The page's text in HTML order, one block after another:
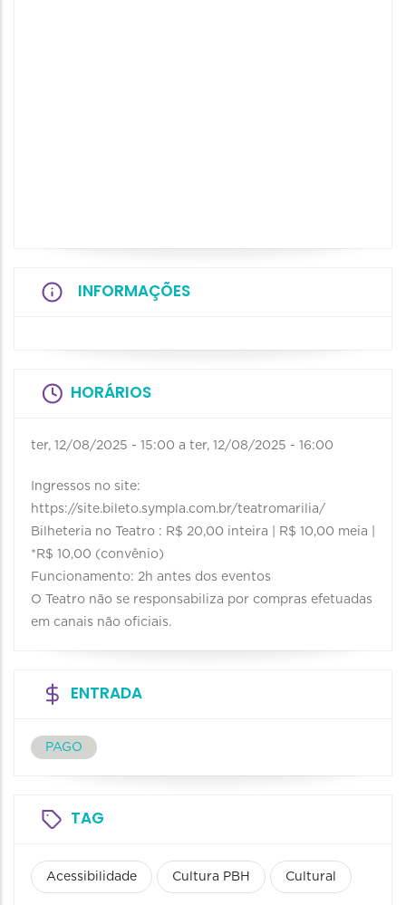
INFORMAÇÕES
HORÁRIOS
ter, 12/08/2025 - 15:00 a ter, 12/08/2025 - 16:00
Ingressos no site:
https://site.bileto.sympla.com.br/teatromarilia/
Bilheteria no Teatro : R$ 20,00 inteira | R$ 10,00 meia |
*R$ 10,00 (convênio)
Funcionamento: 2h antes dos eventos
O Teatro não se responsabiliza por compras efetuadas
em canais não oficiais.
ENTRADA
PAGO
TAG
Acessibilidade Cultura PBH Cultural